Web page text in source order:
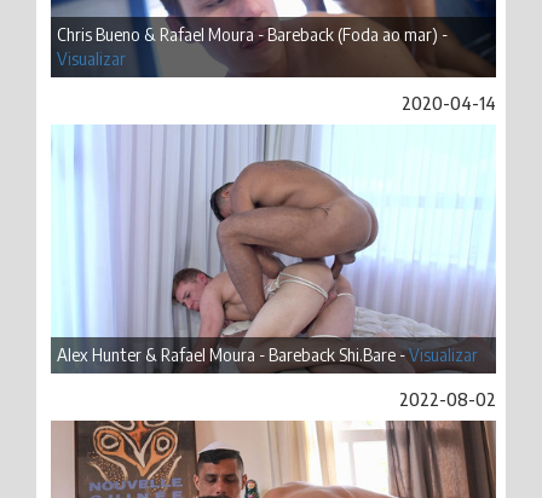
Chris Bueno & Rafael Moura - Bareback (Foda ao mar) -
Visualizar
2020-04-14
Alex Hunter & Rafael Moura - Bareback Shi.Bare -Visualizar
2022-08-02